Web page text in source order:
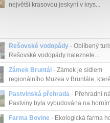
největší krasovou jeskyní v krys...
Rešovské vodopády- Oblíbený
Rešovské vodopády naleznete...
Zámek Bruntál - Zámek je sídlem
regionálního Muzea v Bruntále, které
Pastvinská přehrada- Přehradní
Pastviny byla vybudována na
Farma Bovine- Ekologická farma